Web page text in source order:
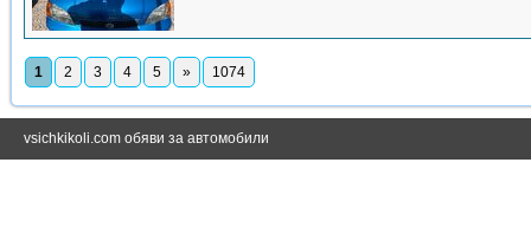
1 2 3 4 5 » 1074
vsichkikoli.com обяви за автомобили